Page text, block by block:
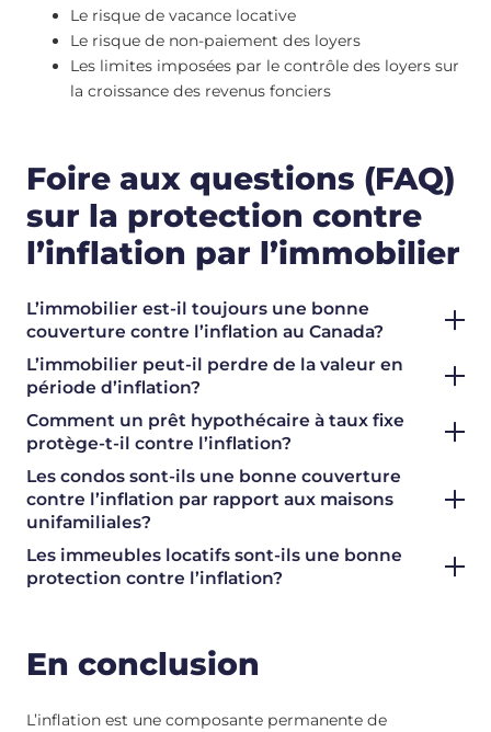
Le risque de vacance locative
Le risque de non-paiement des loyers
Les limites imposées par le contrôle des loyers sur
la croissance des revenus fonciers
Foire aux questions (FAQ)
sur la protection contre
l’inflation par l’immobilier
L’immobilier est-il toujours une bonne
couverture contre l’inflation au Canada?
L’immobilier peut-il perdre de la valeur en
période d’inflation?
Comment un prêt hypothécaire à taux fixe
protège-t-il contre l’inflation?
Les condos sont-ils une bonne couverture
contre l’inflation par rapport aux maisons
unifamiliales?
Les immeubles locatifs sont-ils une bonne
protection contre l’inflation?
En conclusion
L’inflation est une composante permanente de